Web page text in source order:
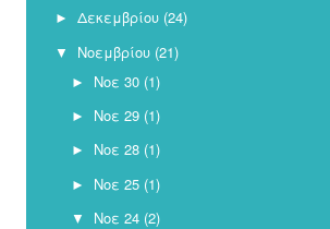
► Δεκεμβρίου (24)
▼ Νοεμβρίου (21)
► Νοε 30 (1)
► Νοε 29 (1)
► Νοε 28 (1)
► Νοε 25 (1)
▼ Νοε 24 (2)